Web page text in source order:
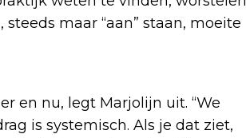
maar “aan” staan, moeite
en nu, legt Marjolijn uit. “We
is systemisch. Als je dat ziet,